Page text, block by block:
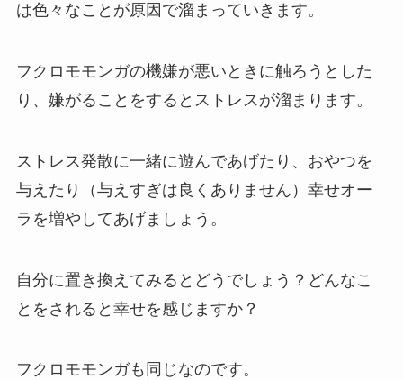
は色々なことが原因で溜まっていきます。
フクロモモンガの機嫌が悪いときに触ろうとした
り、嫌がることをするとストレスが溜まります。
ストレス発散に一緒に遊んであげたり、おやつを
与えたり（与えすぎは良くありません）幸せオー
ラを増やしてあげましょう。
自分に置き換えてみるとどうでしょう？どんなこ
とをされると幸せを感じますか？
フクロモモンガも同じなのです。